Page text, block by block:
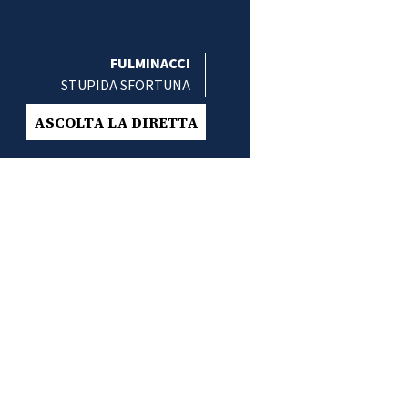
FULMINACCI
STUPIDA SFORTUNA
ASCOLTA LA DIRETTA